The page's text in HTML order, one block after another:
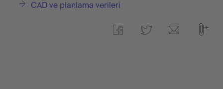
CAD ve planlama verileri